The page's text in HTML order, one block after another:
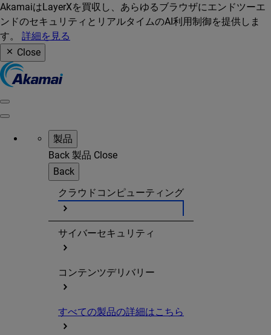
AkamaiはLayerXを買収し、あらゆるブラウザにエンドツーエ
ンドのセキュリティとリアルタイムのAI利用制御を提供しま
す。 詳細を見る
Close
製品
Back 製品 Close
Back
クラウドコンピューティング
サイバーセキュリティ
コンテンツデリバリー
すべての製品の詳細はこちら